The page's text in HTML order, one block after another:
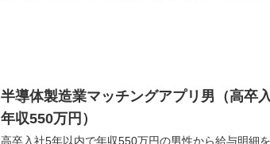
半導体製造業マッチングアプリ男（高卒
年収550万円）
高卒入社5年以内で年収550万円の男性から給与明細